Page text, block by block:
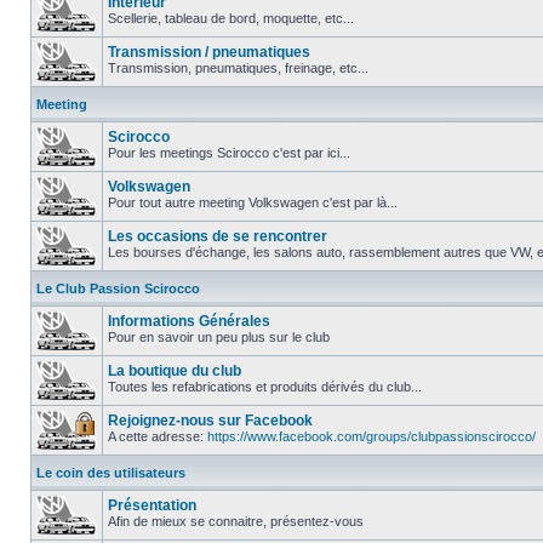
Scellerie, tableau de bord, moquette, etc...
Transmission / pneumatiques
Transmission, pneumatiques, freinage, etc...
Meeting
Scirocco
Pour les meetings Scirocco c'est par ici...
Volkswagen
Pour tout autre meeting Volkswagen c'est par là...
Les occasions de se rencontrer
Les bourses d'échange, les salons auto, rassemblement autres que VW,
Le Club Passion Scirocco
Informations Générales
Pour en savoir un peu plus sur le club
La boutique du club
Toutes les refabrications et produits dérivés du club...
Rejoignez-nous sur Facebook
A cette adresse: https://www.facebook.com/groups/clubpassionscirocco/
Le coin des utilisateurs
Présentation
Afin de mieux se connaitre, présentez-vous